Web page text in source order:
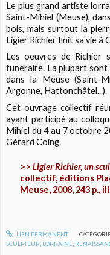
Le plus grand artiste
Saint-Mihiel (Meuse),
bois, mais surtout la
Ligier Richier finit sa vie à
Les oeuvres de Richier
funéraire. La plupart sont
dans la Meuse (Saint-
Argonne, Hattonchâtel...).
Cet ouvrage collectif
ayant participé au
Mihiel du 4 au 7 octobre
Gérard Coing.
>> Ligier Richier, un
collectif, éditions
Meuse, 2008, 243 p.,
LIEN PERMANENT
SCULPTEUR LORRAINE